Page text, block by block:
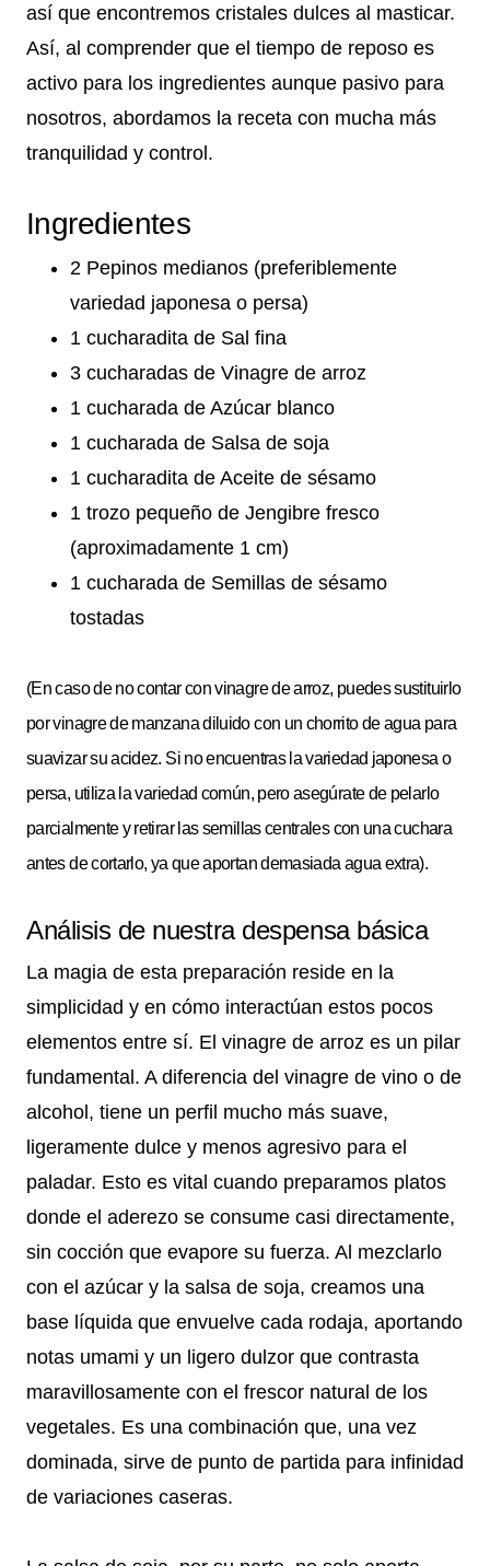
así que encontremos cristales dulces al masticar.
Así, al comprender que el tiempo de reposo es
activo para los ingredientes aunque pasivo para
nosotros, abordamos la receta con mucha más
tranquilidad y control.
Ingredientes
2 Pepinos medianos (preferiblemente
variedad japonesa o persa)
1 cucharadita de Sal fina
3 cucharadas de Vinagre de arroz
1 cucharada de Azúcar blanco
1 cucharada de Salsa de soja
1 cucharadita de Aceite de sésamo
1 trozo pequeño de Jengibre fresco
(aproximadamente 1 cm)
1 cucharada de Semillas de sésamo
tostadas
(En caso de no contar con vinagre de arroz, puedes sustituirlo
por vinagre de manzana diluido con un chorrito de agua para
suavizar su acidez. Si no encuentras la variedad japonesa o
persa, utiliza la variedad común, pero asegúrate de pelarlo
parcialmente y retirar las semillas centrales con una cuchara
antes de cortarlo, ya que aportan demasiada agua extra).
Análisis de nuestra despensa básica
La magia de esta preparación reside en la
simplicidad y en cómo interactúan estos pocos
elementos entre sí. El vinagre de arroz es un pilar
fundamental. A diferencia del vinagre de vino o de
alcohol, tiene un perfil mucho más suave,
ligeramente dulce y menos agresivo para el
paladar. Esto es vital cuando preparamos platos
donde el aderezo se consume casi directamente,
sin cocción que evapore su fuerza. Al mezclarlo
con el azúcar y la salsa de soja, creamos una
base líquida que envuelve cada rodaja, aportando
notas umami y un ligero dulzor que contrasta
maravillosamente con el frescor natural de los
vegetales. Es una combinación que, una vez
dominada, sirve de punto de partida para infinidad
de variaciones caseras.